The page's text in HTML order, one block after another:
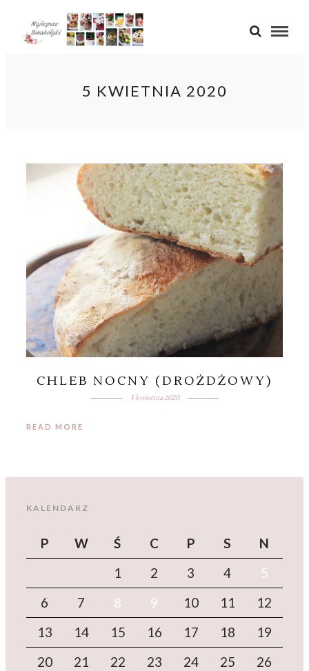
5 KWIETNIA 2020
CHLEB NOCNY (DROŻDŻOWY)
5 kwietnia 2020
READ MORE
KALENDARZ
P W Ś C P S
N
1
2 3 4
5
6
7 8 9 10 11
12
13
14 15 16 17 18
19
20
21 22 23 24 25
26